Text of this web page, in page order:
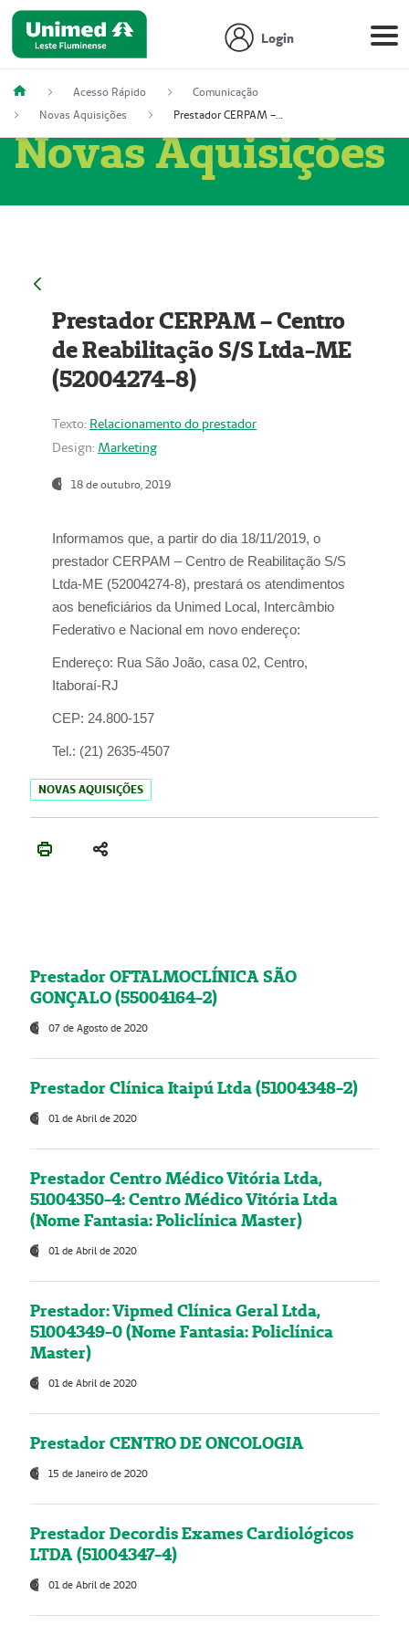
Login
Acesso Rápido
Comunicação
Novas Aquisições
Prestador CERPAM – Centro de Reabilitação S/S Ltda-ME (52004274-8)
Novas Aquisições
Prestador CERPAM – Centro
de Reabilitação S/S Ltda-ME
(52004274-8)
Texto: Relacionamento do prestador
Design: Marketing
18 de outubro, 2019
Informamos que, a partir do dia 18/11/2019, o
prestador CERPAM – Centro de Reabilitação S/S
Ltda-ME (52004274-8), prestará os atendimentos
aos beneficiários da Unimed Local, Intercâmbio
Federativo e Nacional em novo endereço:
Endereço: Rua São João, casa 02, Centro,
Itaboraí-RJ
CEP: 24.800-157
Tel.: (21) 2635-4507
NOVAS AQUISIÇÕES
Prestador OFTALMOCLÍNICA SÃO
GONÇALO (55004164-2)
07 de Agosto de 2020
Prestador Clínica Itaipú Ltda (51004348-2)
01 de Abril de 2020
Prestador Centro Médico Vitória Ltda,
51004350-4: Centro Médico Vitória Ltda
(Nome Fantasia: Policlínica Master)
01 de Abril de 2020
Prestador: Vipmed Clínica Geral Ltda,
51004349-0 (Nome Fantasia: Policlínica
Master)
01 de Abril de 2020
Prestador CENTRO DE ONCOLOGIA
15 de Janeiro de 2020
Prestador Decordis Exames Cardiológicos
LTDA (51004347-4)
01 de Abril de 2020